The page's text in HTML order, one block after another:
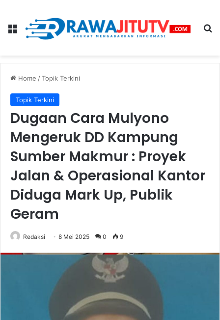
Menu
Home /Topik Terkini
Topik Terkini
Dugaan Cara Mulyono
Mengeruk DD Kampung
Sumber Makmur : Proyek
Jalan & Operasional Kantor
Diduga Mark Up, Publik
Geram
Redaksi 8 Mei 2025 0 9